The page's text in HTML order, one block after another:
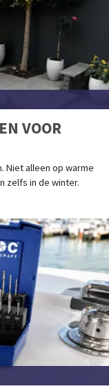
VOOR
Niet alleen op warme
zelfs in de winter.